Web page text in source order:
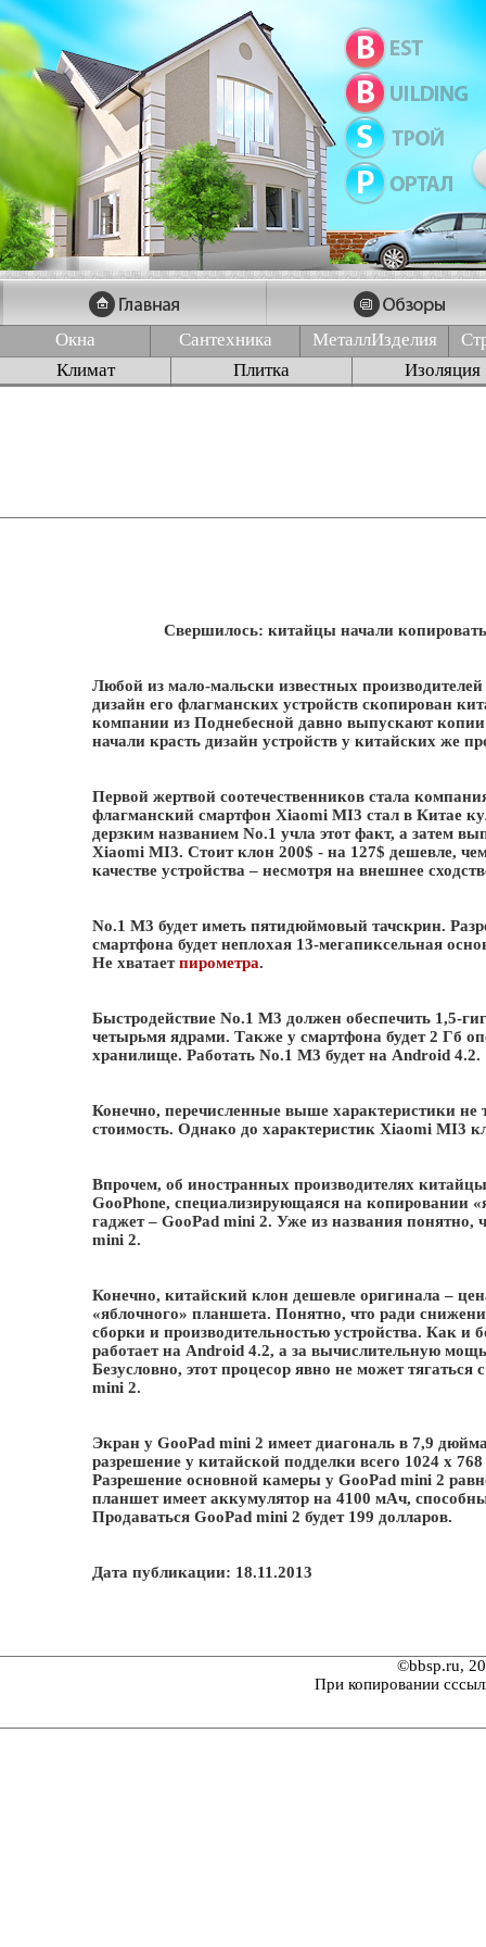
Окна Сантехника МеталлИзделия
Климат
Плитка Изоляция
Свершилось: китайцы начали
Любой из мало-мальски известных
дизайн его флагманских устройств скопирован
компании из Поднебесной давно выпускают
начали красть дизайн устройств у китайских же
Первой жертвой соотечественников стала
флагманский смартфон Xiaomi MI3 стал в Китае
дерзким названием No.1 учла этот факт, а затем
Xiaomi MI3. Стоит клон 200$ - на 127$ дешевле,
качестве устройства – несмотря на внешнее
No.1 M3 будет иметь пятидюймовый тачскрин.
смартфона будет неплохая 13-мегапиксельная
Не хватаетпирометра.
Быстродействие No.1 M3 должен обеспечить 1,5-
четырьмя ядрами. Также у смартфона будет 2 Гб
хранилище. Работать No.1 M3 будет на Android 4.2.
Конечно, перечисленные выше характеристики не
стоимость. Однако до характеристик Xiaomi MI3
Впрочем, об иностранных производителях
GooPhone, специализирующаяся на копировании
гаджет – GooPad mini 2. Уже из названия понятно,
mini 2.
Конечно, китайский клон дешевле оригинала –
«яблочного» планшета. Понятно, что ради
сборки и производительностью устройства. Как и
работает на Android 4.2, а за вычислительную
Безусловно, этот процесор явно не может
mini 2.
Экран у GooPad mini 2 имеет диагональ в 7,9
разрешение у китайской подделки всего 1024 x
Разрешение основной камеры у GooPad mini 2
планшет имеет аккумулятор на 4100 мАч,
Продаваться GooPad mini 2 будет 199 долларов.
Дата публикации: 18.11.2013
©bbsp.ru,
При копировании